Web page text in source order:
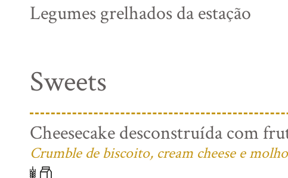
Legumes grelhados da estação
Sweets
Cheesecake desconstruída com
Crumble de biscoito, cream cheese e